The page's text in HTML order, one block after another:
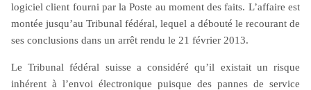
logiciel client fourni par la Poste au moment des faits. L’affaire est
montée jusqu’au Tribunal fédéral, lequel a débouté le recourant de
ses conclusions dans un arrêt rendu le 21 février 2013.
Le Tribunal fédéral suisse a considéré qu’il existait un risque
inhérent à l’envoi électronique puisque des pannes de service